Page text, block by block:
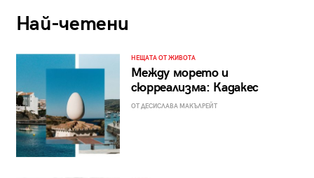
Най-четени
НЕЩАТА ОТ ЖИВОТА
Между морето и
сюрреализма: Кадакес
ОТ ДЕСИСЛАВА МАКЪЛРЕЙТ